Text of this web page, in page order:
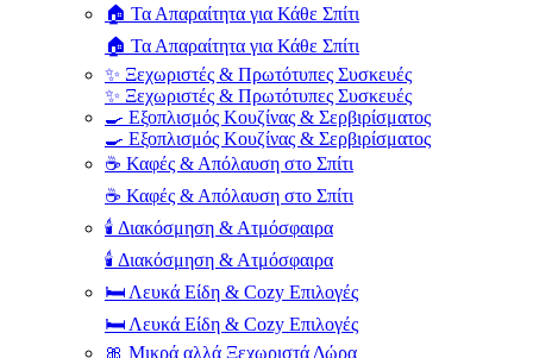
🏠 Τα Απαραίτητα για Κάθε Σπίτι
🏠 Τα Απαραίτητα για Κάθε Σπίτι
✨ Ξεχωριστές & Πρωτότυπες Συσκευές
✨ Ξεχωριστές & Πρωτότυπες Συσκευές
🍳 Εξοπλισμός Κουζίνας & Σερβιρίσματος
🍳 Εξοπλισμός Κουζίνας & Σερβιρίσματος
☕ Καφές & Απόλαυση στο Σπίτι
☕ Καφές & Απόλαυση στο Σπίτι
🕯️ Διακόσμηση & Ατμόσφαιρα
🕯️ Διακόσμηση & Ατμόσφαιρα
🛏️ Λευκά Είδη & Cozy Επιλογές
🛏️ Λευκά Είδη & Cozy Επιλογές
🎀 Μικρά αλλά Ξεχωριστά Δώρα